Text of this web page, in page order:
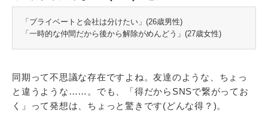
「プライベートと会社は分けたい」(26歳男性)
「一時的な仲間だから後から解除がめんどう」(27歳女性)
同期って不思議な存在ですよね。友達のような、ちょっ
と違うような……。でも、「得だからSNSで繋がってお
く」って発想は、ちょっと驚きです(どんな得？)。